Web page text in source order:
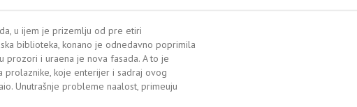
u ijem je prizemlju od pre etiri
biblioteka, konano je odnedavno poprimila
prozori i uraena je nova fasada. A to je
prolaznike, koje enterijer i sadraj ovog
Unutrašnje probleme naalost, primeuju